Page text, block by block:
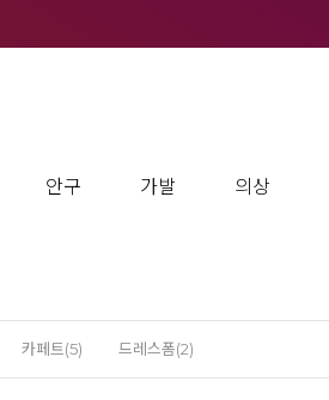
안구 가발 의상
카페트(5) 드레스폼(2)